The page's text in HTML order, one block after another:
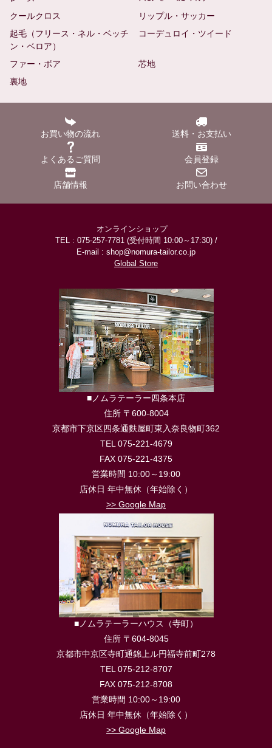
クールクロス
リップル・サッカー
起毛（フリース・ネル・ベッチ
ン・ベロア）
コーデュロイ・ツイード
ファー・ボア
芯地
裏地
お買い物の流れ 送料・お支払い
よくあるご質問 会員登録
店舗情報 お問い合わせ
オンラインショップ
TEL : 075-257-7781 (受付時間 10:00～17:30) /
E-mail : shop@nomura-tailor.co.jp
Global Store
■ノムラテーラー四条本店
住所 〒600-8004
京都市下京区四条通麩屋町東入奈良物町362
TEL 075-221-4679
FAX 075-221-4375
営業時間 10:00～19:00
店休日 年中無休（年始除く）
>> Google Map
■ノムラテーラーハウス（寺町）
住所 〒604-8045
京都市中京区寺町通錦上ル円福寺前町278
TEL 075-212-8707
FAX 075-212-8708
営業時間 10:00～19:00
店休日 年中無休（年始除く）
>> Google Map